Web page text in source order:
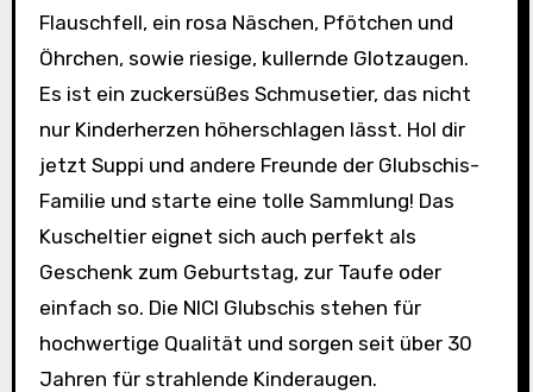
Flauschfell, ein rosa Näschen, Pfötchen und
Öhrchen, sowie riesige, kullernde Glotzaugen.
Es ist ein zuckersüßes Schmusetier, das nicht
nur Kinderherzen höherschlagen lässt. Hol dir
jetzt Suppi und andere Freunde der Glubschis-
Familie und starte eine tolle Sammlung! Das
Kuscheltier eignet sich auch perfekt als
Geschenk zum Geburtstag, zur Taufe oder
einfach so. Die NICI Glubschis stehen für
hochwertige Qualität und sorgen seit über 30
Jahren für strahlende Kinderaugen.